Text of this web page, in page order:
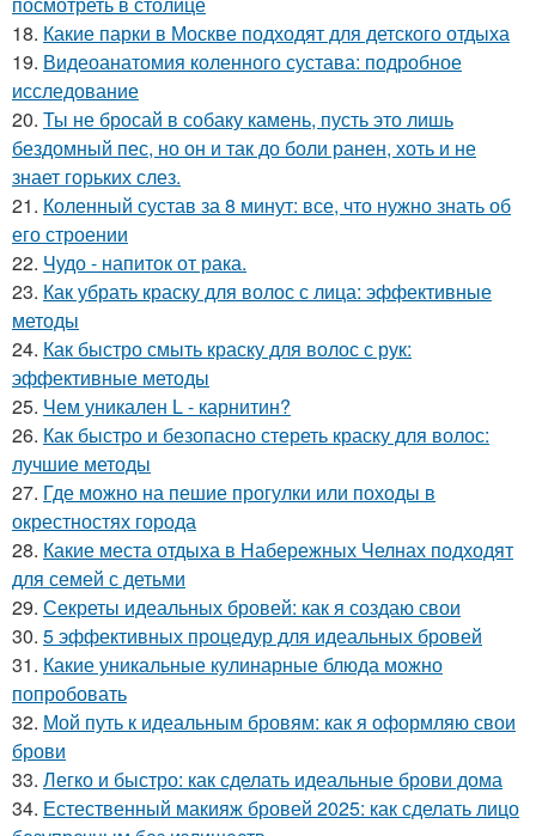
18. Какие парки в Москве подходят для детского отдыха
19. Видеоанатомия коленного сустава: подробное
исследование
20. Ты не бросай в собаку камень, пусть это лишь
бездомный пес, но он и так до боли ранен, хоть и не
знает горьких слез.
21. Коленный сустав за 8 минут: все, что нужно знать об
его строении
22. Чудо - напиток от рака.
23. Как убрать краску для волос с лица: эффективные
методы
24. Как быстро смыть краску для волос с рук:
эффективные методы
25. Чем уникален L - карнитин?
26. Как быстро и безопасно стереть краску для волос:
лучшие методы
27. Где можно на пешие прогулки или походы в
окрестностях города
28. Какие места отдыха в Набережных Челнах подходят
для семей с детьми
29. Секреты идеальных бровей: как я создаю свои
30. 5 эффективных процедур для идеальных бровей
31. Какие уникальные кулинарные блюда можно
попробовать
32. Мой путь к идеальным бровям: как я оформляю свои
брови
33. Легко и быстро: как сделать идеальные брови дома
34. Естественный макияж бровей 2025: как сделать лицо